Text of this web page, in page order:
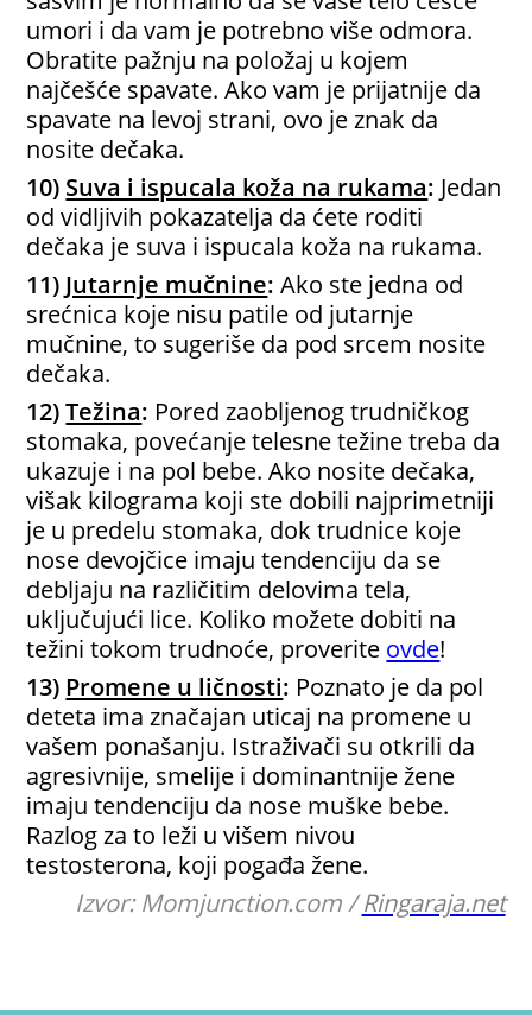
umori i da vam je potrebno više odmora.
Obratite pažnju na položaj u kojem
najčešće spavate. Ako vam je prijatnije da
spavate na levoj strani, ovo je znak da
nosite dečaka.
10) Suva i ispucala koža na rukama: Jedan
od vidljivih pokazatelja da ćete roditi
dečaka je suva i ispucala koža na rukama.
11) Jutarnje mučnine: Ako ste jedna od
srećnica koje nisu patile od jutarnje
mučnine, to sugeriše da pod srcem nosite
dečaka.
12)Težina: Pored zaobljenog trudničkog
stomaka, povećanje telesne težine treba da
ukazuje i na pol bebe. Ako nosite dečaka,
višak kilograma koji ste dobili najprimetniji
je u predelu stomaka, dok trudnice koje
nose devojčice imaju tendenciju da se
debljaju na različitim delovima tela,
uključujući lice. Koliko možete dobiti na
težini tokom trudnoće, proverite ovde!
13) Promene u ličnosti: Poznato je da pol
deteta ima značajan uticaj na promene u
vašem ponašanju. Istraživači su otkrili da
agresivnije, smelije i dominantnije žene
imaju tendenciju da nose muške bebe.
Razlog za to leži u višem nivou
testosterona, koji pogađa žene.
Izvor: Momjunction.com /Ringaraja.net